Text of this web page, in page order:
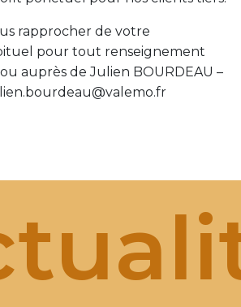
rapprocher de votre
pour tout renseignement
auprès de Julien BOURDEAU –